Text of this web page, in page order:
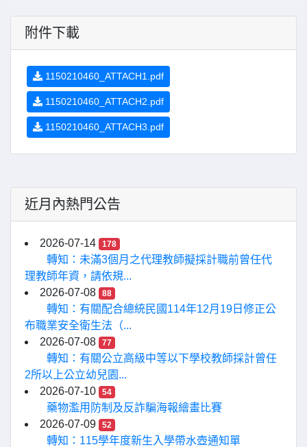
附件下載
1150210460_ATTACH1.pdf
1150210460_ATTACH2.pdf
1150210460_ATTACH3.pdf
近月內熱門公告
2026-07-14 178
轉知：未滿3個月之代理教師擬採計職前曾任代
理教師年資，請依規...
2026-07-08
88
轉知：有關配合總統民國114年12月19日修正公
布職業安全衛生法（...
2026-07-08
77
轉知：有關公立高級中等以下學校教師採計曾任
2所以上公立幼兒園...
2026-07-10
54
藥物濫用防制及反詐騙海報繪畫比賽
2026-07-09
52
轉知：115學年度新生入學帶水壺通知單